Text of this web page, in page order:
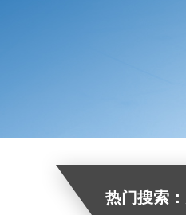
热门搜索：